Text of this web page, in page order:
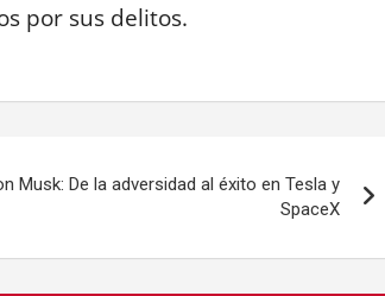
por sus delitos.
Musk: De la adversidad al éxito en Tesla y
SpaceX